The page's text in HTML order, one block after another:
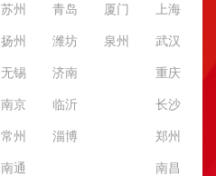
苏州
扬州
无锡
南京
常州
南通
青岛
潍坊
济南
临沂
淄博
厦门
泉州
上海
武汉
重庆
长沙
郑州
南昌